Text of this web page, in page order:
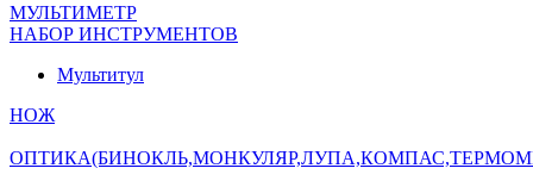
МУЛЬТИМЕТР
НАБОР ИНСТРУМЕНТОВ
Мультитул
НОЖ